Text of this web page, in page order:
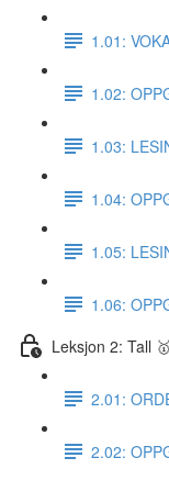
1.01:
1.02:
1.03:
1.04:
1.05:
1.06:
Leksjon 2: Tall
2.01:
2.02: